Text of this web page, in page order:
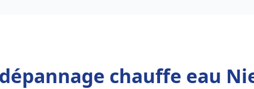
chauffe eau